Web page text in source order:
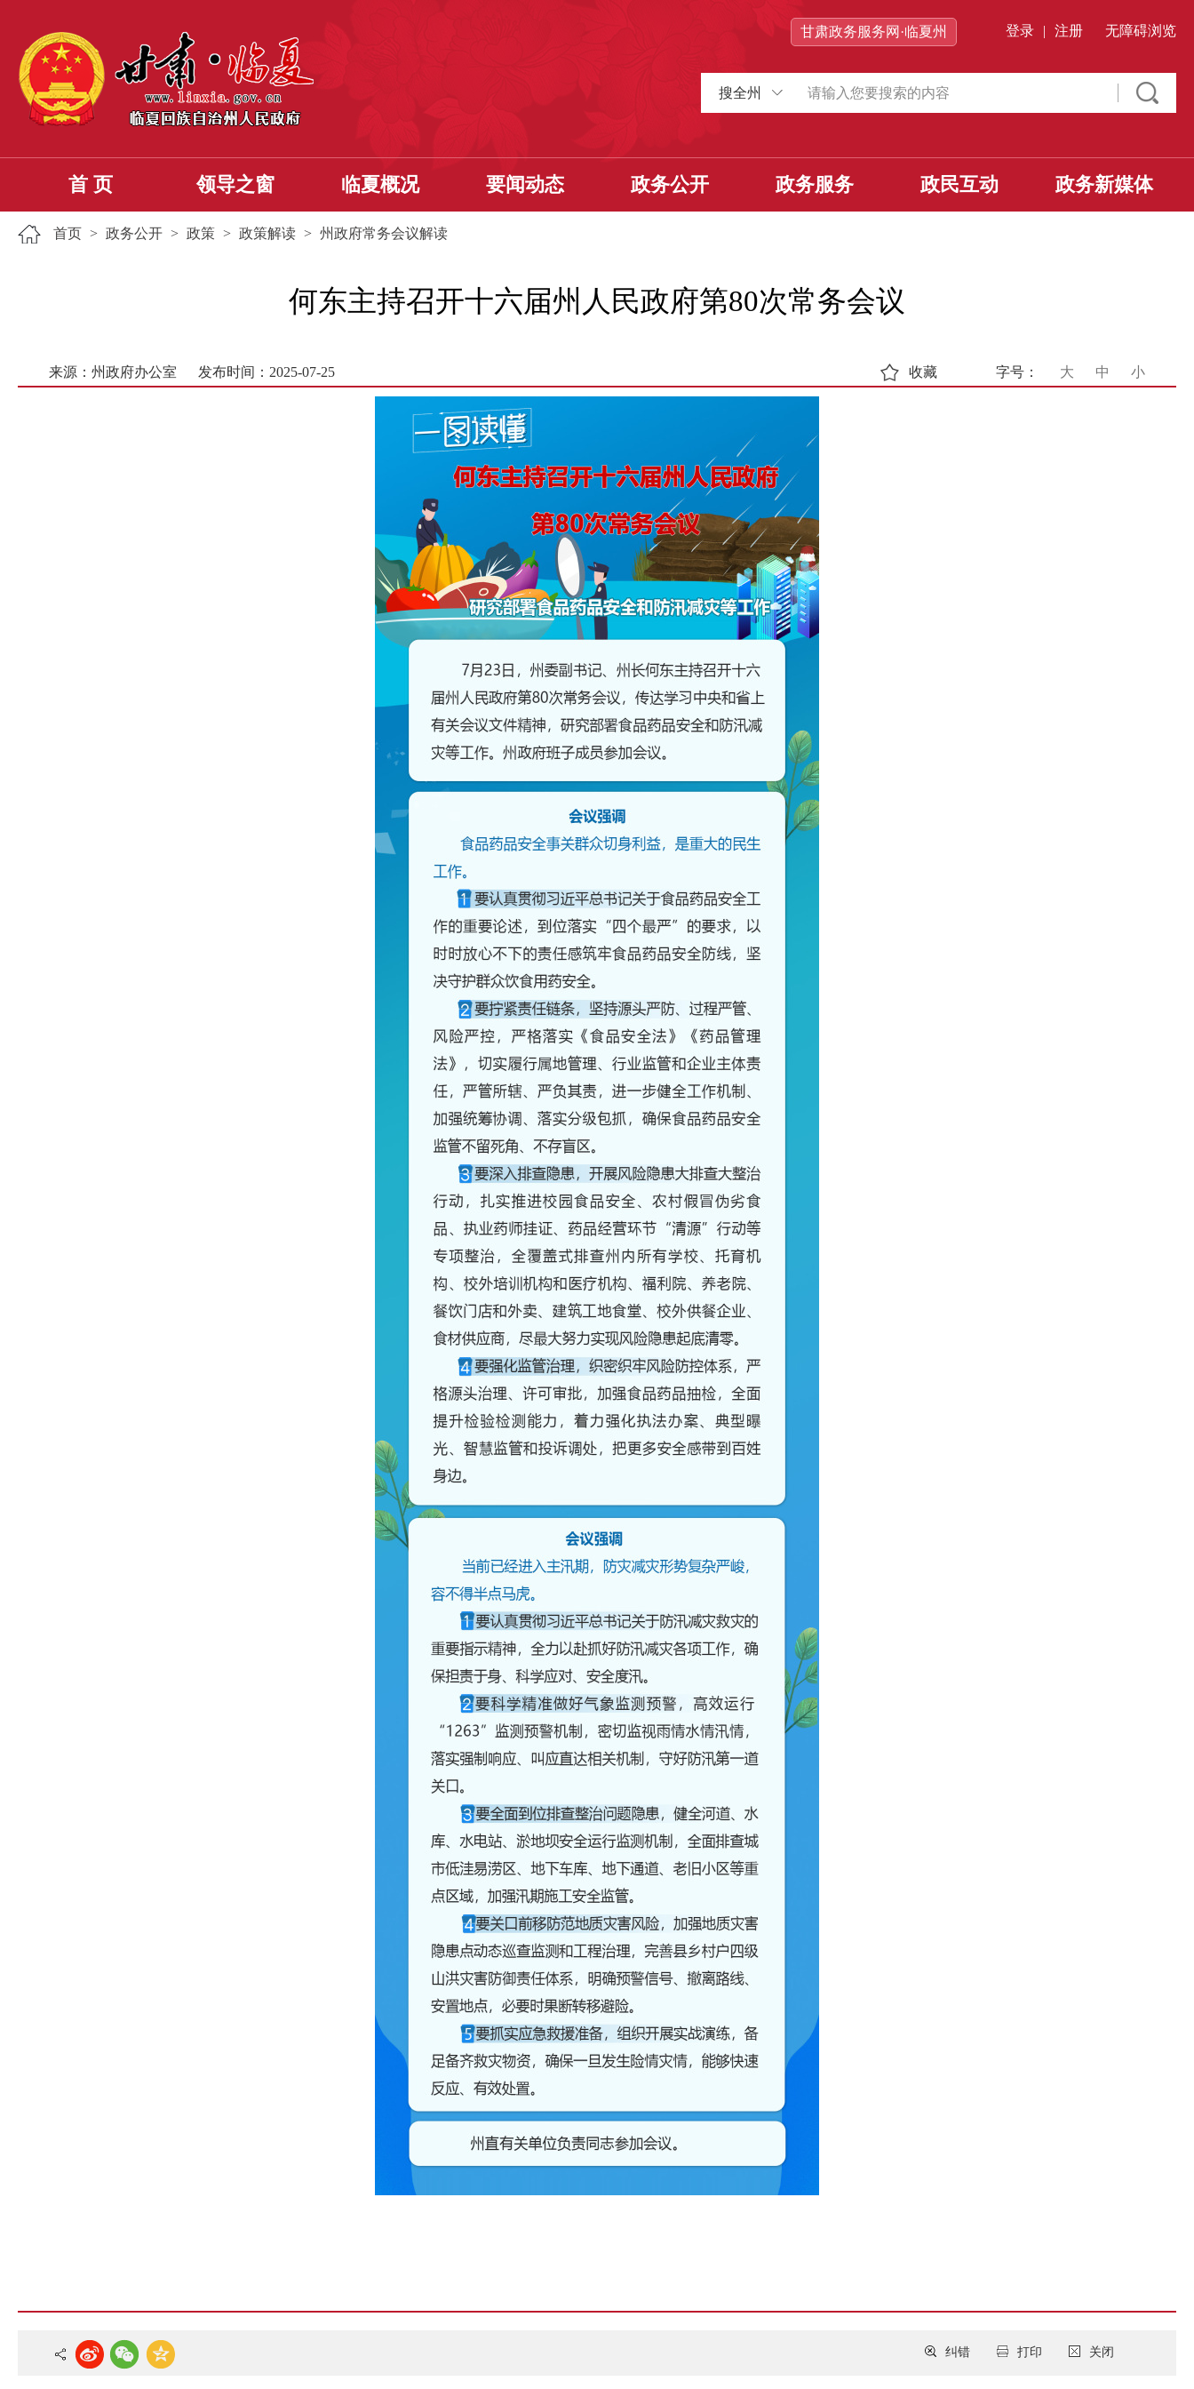
甘肃政务服务网·临夏州 登录 | 注册 无障碍浏览
搜全州
首 页 领导之窗 临夏概况 要闻动态 政务公开 政务服务 政民互动 政务新媒体
首页 > 政务公开 > 政策 > 政策解读 > 州政府常务会议解读
何东主持召开十六届州人民政府第80次常务会议
来源：州政府办公室 发布时间：2025-07-25 字号： 大 中 小
收藏
关闭
打印
纠错